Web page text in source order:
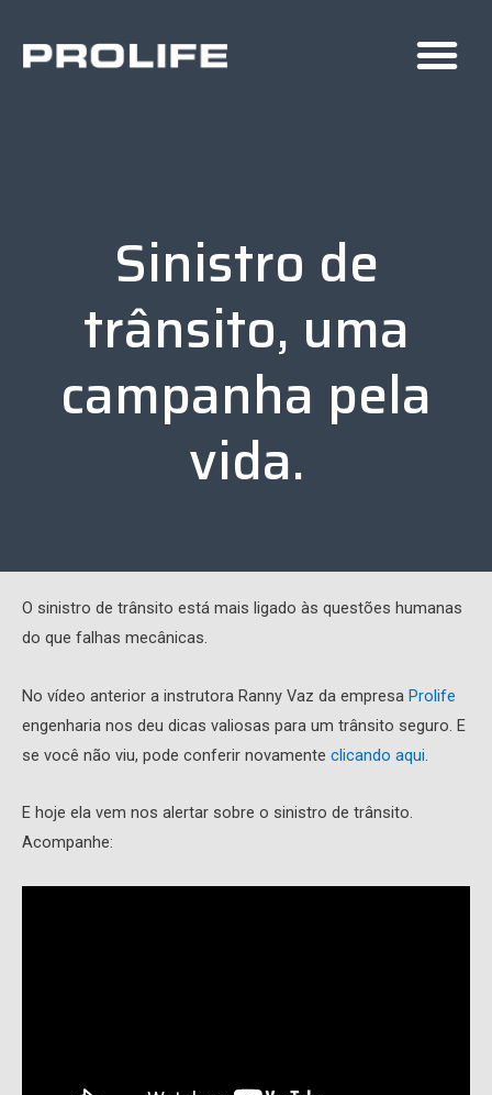
Sinistro de
trânsito, uma
campanha pela
vida.
O sinistro de trânsito está mais ligado às questões humanas
do que falhas mecânicas.
No vídeo anterior a instrutora Ranny Vaz da empresa Prolife
engenharia nos deu dicas valiosas para um trânsito seguro. E
se você não viu, pode conferir novamente clicando aqui
E hoje ela vem nos alertar sobre o sinistro de trânsito.
Acompanhe: